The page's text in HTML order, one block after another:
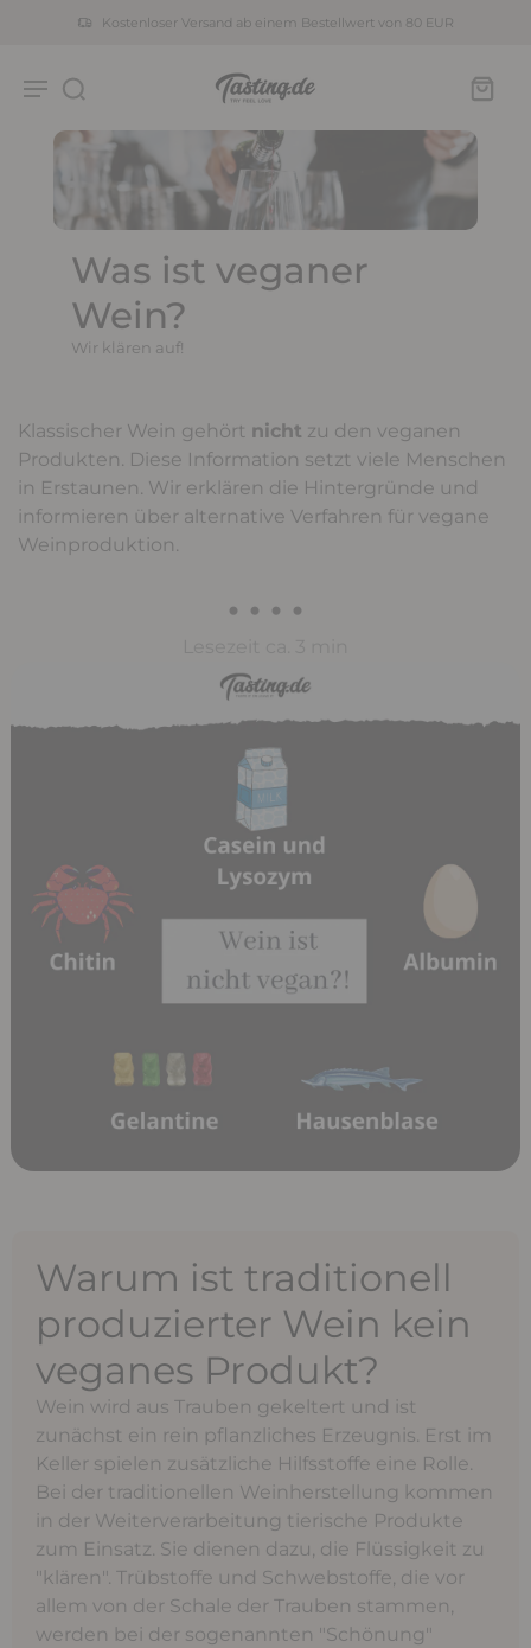
Kostenloser Versand ab einem Bestellwert von 80 EUR
Was ist veganer
Wein?
Wir klären auf!
Klassischer Wein gehört nicht zu den veganen
Produkten. Diese Information setzt viele Menschen
in Erstaunen. Wir erklären die Hintergründe und
informieren über alternative Verfahren für vegane
Weinproduktion.
• • • •
Warum ist traditionell
produzierter Wein kein
veganes Produkt?
Wein wird aus Trauben gekeltert und ist
zunächst ein rein pflanzliches Erzeugnis. Erst im
Keller spielen zusätzliche Hilfsstoffe eine Rolle.
Bei der traditionellen Weinherstellung kommen
in der Weiterverarbeitung tierische Produkte
zum Einsatz. Sie dienen dazu, die Flüssigkeit zu
"klären". Trübstoffe und Schwebstoffe, die vor
allem von der Schale der Trauben stammen,
werden bei der sogenannten "Schönung"